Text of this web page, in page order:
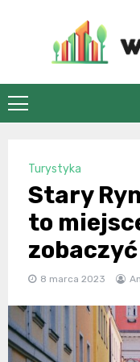
Turystyka
Stary
to
zobaczyć
8 marca 2023